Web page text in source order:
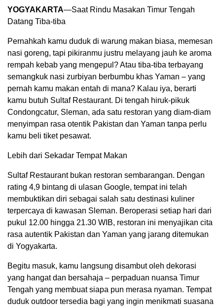
YOGYAKARTA—Saat Rindu Masakan Timur Tengah
Datang Tiba-tiba
Pernahkah kamu duduk di warung makan biasa, memesan
nasi goreng, tapi pikiranmu justru melayang jauh ke aroma
rempah kebab yang mengepul? Atau tiba-tiba terbayang
semangkuk nasi zurbiyan berbumbu khas Yaman – yang
pernah kamu makan entah di mana? Kalau iya, berarti
kamu butuh Sultaf Restaurant. Di tengah hiruk-pikuk
Condongcatur, Sleman, ada satu restoran yang diam-diam
menyimpan rasa otentik Pakistan dan Yaman tanpa perlu
kamu beli tiket pesawat.
Lebih dari Sekadar Tempat Makan
Sultaf Restaurant bukan restoran sembarangan. Dengan
rating 4,9 bintang di ulasan Google, tempat ini telah
membuktikan diri sebagai salah satu destinasi kuliner
terpercaya di kawasan Sleman. Beroperasi setiap hari dari
pukul 12.00 hingga 21.30 WIB, restoran ini menyajikan cita
rasa autentik Pakistan dan Yaman yang jarang ditemukan
di Yogyakarta.
Begitu masuk, kamu langsung disambut oleh dekorasi
yang hangat dan bersahaja – perpaduan nuansa Timur
Tengah yang membuat siapa pun merasa nyaman. Tempat
duduk outdoor tersedia bagi yang ingin menikmati suasana